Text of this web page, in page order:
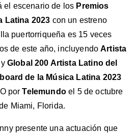
el escenario de los Premios
Latina 2023 con un estreno
puertorriqueña es 15 veces
de este año, incluyendoArtista
y Global 200 Artista Latino del
de la Música Latina 2023
porTelemundoel 5 de octubre
Miami, Florida.
presente una actuación que